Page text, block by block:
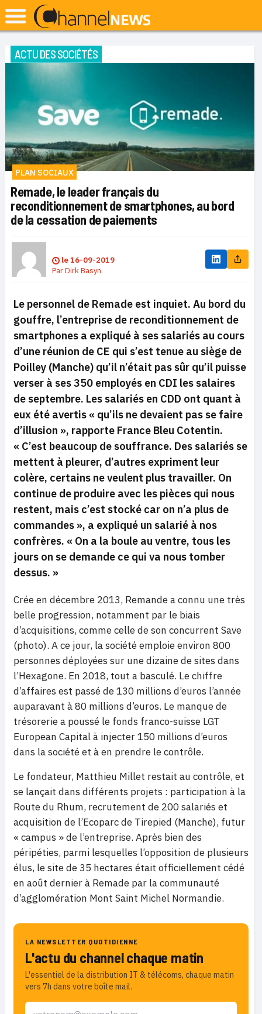
ACTU DES SOCIÉTÉS
PLAN SOCIAUX
Remade, le leader français du
reconditionnement de smartphones, au bord
de la cessation de paiements
le16-09-2019
ParDirk Basyn
Le personnel de Remade est inquiet. Au bord du
gouffre, l’entreprise de reconditionnement de
smartphones a expliqué à ses salariés au cours
d’une réunion de CE qui s’est tenue au siège de
Poilley (Manche) qu’il n’était pas sûr qu’il puisse
verser à ses 350 employés en CDI les salaires
de septembre. Les salariés en CDD ont quant à
eux été avertis « qu’ils ne devaient pas se faire
d’illusion », rapporte France Bleu Cotentin.
« C’est beaucoup de souffrance. Des salariés se
mettent à pleurer, d’autres expriment leur
colère, certains ne veulent plus travailler. On
continue de produire avec les pièces qui nous
restent, mais c’est stocké car on n’a plus de
commandes », a expliqué un salarié à nos
confrères. « On a la boule au ventre, tous les
jours on se demande ce qui va nous tomber
dessus. »
Crée en décembre 2013, Remande a connu une très
belle progression, notamment par le biais
d’acquisitions, comme celle de son concurrent Save
(photo). A ce jour, la société emploie environ 800
personnes déployées sur une dizaine de sites dans
l’Hexagone. En 2018, tout a basculé. Le chiffre
d’affaires est passé de 130 millions d’euros l’année
auparavant à 80 millions d’euros. Le manque de
trésorerie a poussé le fonds franco-suisse LGT
European Capital à injecter 150 millions d’euros
dans la société et à en prendre le contrôle.
Le fondateur, Matthieu Millet restait au contrôle, et
se lançait dans différents projets : participation à la
Route du Rhum, recrutement de 200 salariés et
acquisition de l’Ecoparc de Tirepied (Manche), futur
« campus » de l’entreprise. Après bien des
péripéties, parmi lesquelles l’opposition de plusieurs
élus, le site de 35 hectares était officiellement cédé
en août dernier à Remade par la communauté
d’agglomération Mont Saint Michel Normandie.
LA NEWSLETTER QUOTIDIENNE
L'actu du channel chaque matin
L'essentiel de la distribution IT & télécoms, chaque matin
vers 7h dans votre boîte mail.